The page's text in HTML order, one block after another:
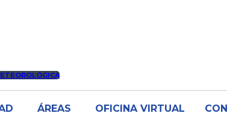
ÁREAS OFICINA VIRTUAL